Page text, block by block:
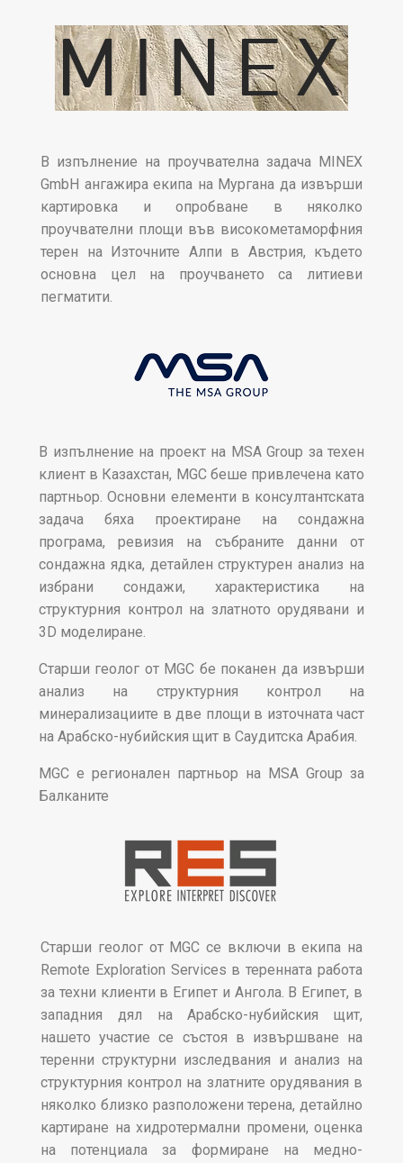
В изпълнение на проучвателна задача MINEX
GmbH ангажира екипа на Мургана да извърши
картировка и опробване в няколко
проучвателни площи във високометаморфния
терен на Източните Алпи в Австрия, където
основна цел на проучването са литиеви
пегматити.
В изпълнение на проект на MSA Group за техен
клиент в Казахстан, MGC беше привлечена като
партньор. Основни елементи в консултантската
задача бяха проектиране на сондажна
програма, ревизия на събраните данни от
сондажна ядка, детайлен структурен анализ на
избрани сондажи, характеристика на
структурния контрол на златното орудявани и
3D моделиране.
Старши геолог от MGC бе поканен да извърши
анализ на структурния контрол на
минерализациите в две площи в източната част
на Арабско-нубийския щит в Саудитска Арабия.
MGC е регионален партньор на MSA Group за
Балканите
Старши геолог от MGC се включи в екипа на
Remote Exploration Services в теренната работа
за техни клиенти в Египет и Ангола. В Египет, в
западния дял на Арабско-нубийския щит,
нашето участие се състоя в извършване на
теренни структурни изследвания и анализ на
структурния контрол на златните орудявания в
няколко близко разположени терена, детайлно
картиране на хидротермални промени, оценка
на потенциала за формиране на медно-